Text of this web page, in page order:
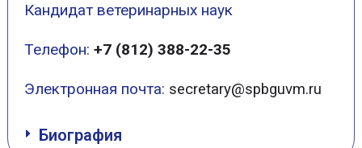
Кандидат ветеринарных наук
Телефон: +7 (812) 388-22-35
Электронная почта: secretary@spbguvm.ru
Биография